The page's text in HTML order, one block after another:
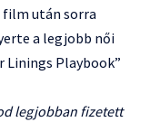
film után sorra
a legjobb női
Linings Playbook”
legjobban fizetett